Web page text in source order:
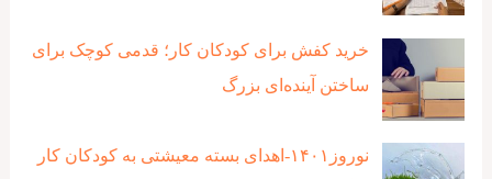
خرید کفش برای کودکان کار؛ قدمی کوچک برای
ساختن آینده‌ای بزرگ
نوروز۱۴۰۱-اهدای بسته معیشتی به کودکان کار